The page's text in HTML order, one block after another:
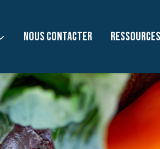
NOUS CONTACTER RESSOURCES